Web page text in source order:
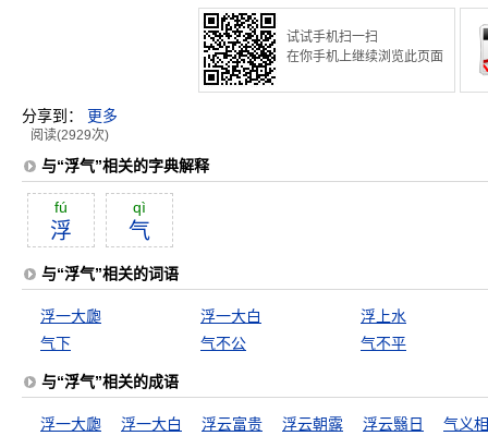
试试手机扫一扫
在你手机上继续浏览此页面
分享到： 更多
阅读(2929次)
与“浮气”相关的字典解释
fú
浮
qì
气
与“浮气”相关的词语
浮一大瓟 浮一大白
浮上水
气下
气不公 气不平
与“浮气”相关的成语
浮一大瓟 浮一大白 浮云富贵 浮云朝露 浮云翳日 气义